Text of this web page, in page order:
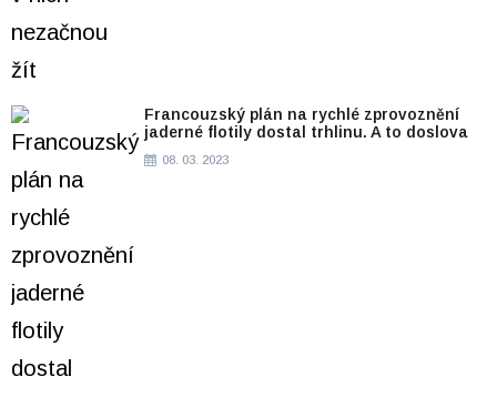
Francouzský plán na rychlé zprovoznění
jaderné flotily dostal trhlinu. A to doslova
08. 03. 2023